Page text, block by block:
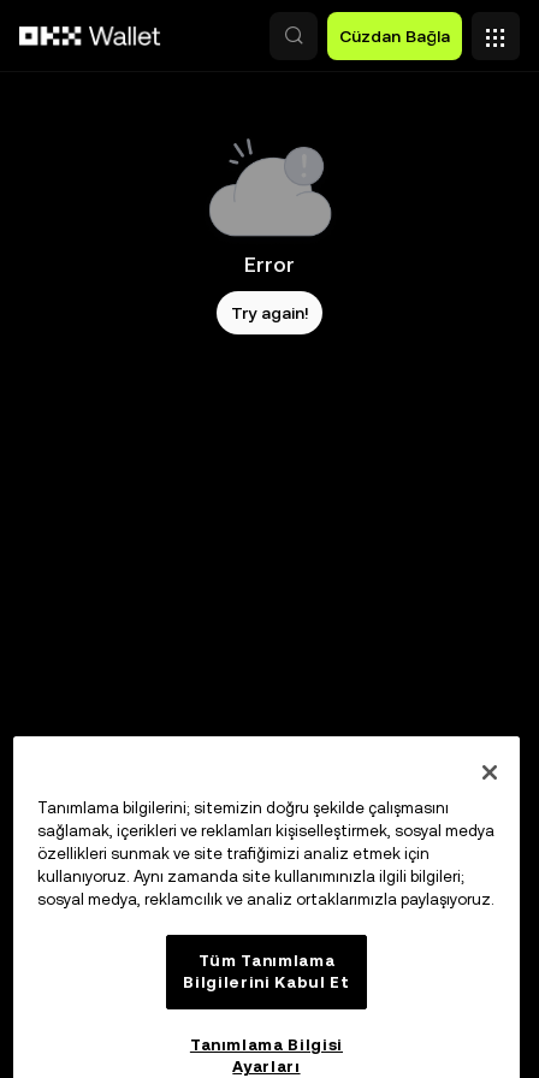
Cüzdan Bağla
Error
Try again!
Tanımlama bilgilerini; sitemizin doğru şekilde çalışmasını
sağlamak, içerikleri ve reklamları kişiselleştirmek, sosyal medya
özellikleri sunmak ve site trafiğimizi analiz etmek için
kullanıyoruz. Aynı zamanda site kullanımınızla ilgili bilgileri;
sosyal medya, reklamcılık ve analiz ortaklarımızla paylaşıyoruz.
Tüm Tanımlama
Bilgilerini Kabul Et
Tanımlama Bilgisi
Ayarları